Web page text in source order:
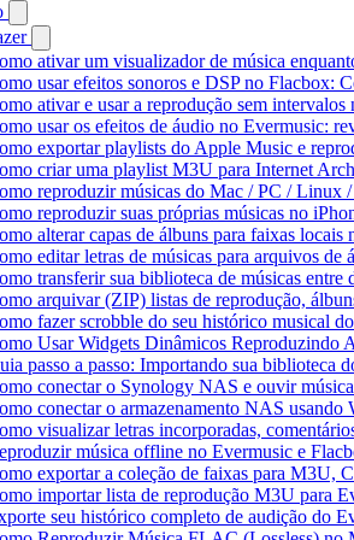
ativar um visualizador de música
usar efeitos sonoros e DSP no Flacbox:
ativar e usar a reprodução sem intervalos
usar os efeitos de áudio no Evermusic:
exportar playlists do Apple Music e
criar uma playlist M3U para Internet
reproduzir músicas do Mac / PC /
reproduzir suas próprias músicas no
alterar capas de álbuns para faixas
editar letras de músicas para arquivos
transferir sua biblioteca de músicas
arquivar (ZIP) listas de reprodução,
fazer scrobble do seu histórico musical
Usar Widgets Dinâmicos Reproduzindo
passo a passo: Importando sua biblioteca
conectar o Synology NAS e ouvir
conectar o armazenamento NAS
visualizar letras incorporadas,
música offline no Evermusic e
exportar a coleção de faixas para M3U,
importar lista de reprodução M3U para
seu histórico completo de audição do